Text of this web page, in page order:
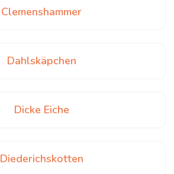
Clemenshammer
Dahlskäpchen
Dicke Eiche
Diederichskotten